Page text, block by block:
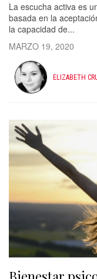
La escucha activa es
basada en la
la capacidad de...
MARZO 19, 2020
ELIZABETH